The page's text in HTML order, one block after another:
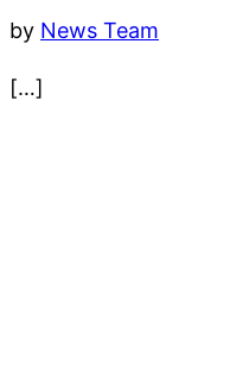
by News Team
[…]